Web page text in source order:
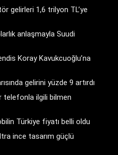
gelirleri 1,6 trilyon TL’ye
anlaşmayla Suudi
Koray Kavukcuoğlu’na
gelirini yüzde 9 artırdı
telefonla ilgili bilmen
Türkiye fiyatı belli oldu
ince tasarım güçlü